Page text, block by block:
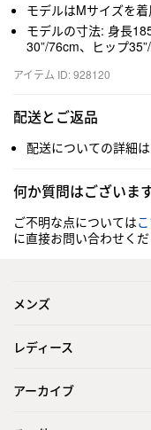
モデルはMサイズを着
モデルの寸法: 身長
30”/76cm、ヒップ
アイテム ID: 928120
配送とご返品
配送についての詳細は
何か質問はございま
ご不明な点については
に直接お問い合わせく
メンズ
レディース
アーカイブ